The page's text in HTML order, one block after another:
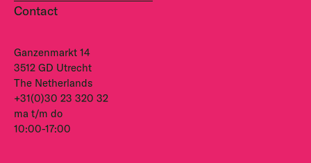
Contact
Ganzenmarkt 14
3512 GD Utrecht
The Netherlands
+31(0)30 23 320 32
ma t/m do
10:00-17:00